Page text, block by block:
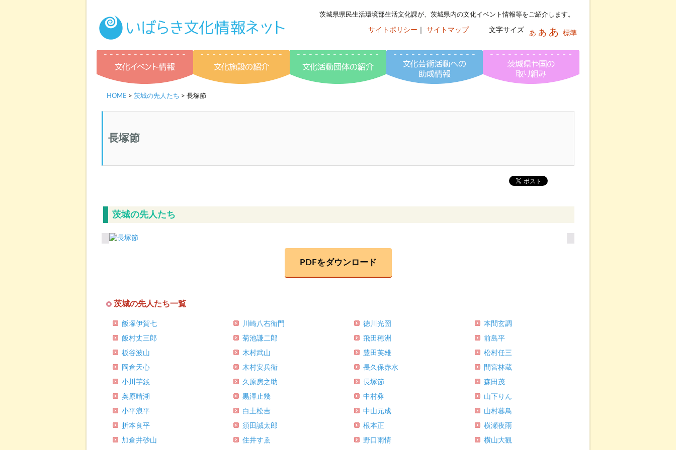
いばらき文化情報ネット
茨城県県民生活環境部生活文化課が、茨城県内の文化イベント情報等をご紹介します。
サイトポリシー サイトマップ 文字サイズ あ あ あ 標準
文化イベント情報 文化施設の紹介 文化活動団体の紹介 文化芸術活動への助成情報
HOME > 茨城の先人たち > 長塚節
長塚節
茨城の先人たち
PDFをダウンロード
茨城の先人たち一覧
飯塚伊賀七
飯村丈三郎
板谷波山
岡倉天心
小川芋銭
奥原晴湖
小平浪平
折本良平
加倉井砂山
川崎八右衛門
菊池謙二郎
木村武山
木村安兵衛
久原房之助
黒澤止幾
白土松吉
須田誠太郎
住井すゑ
徳川光圀
飛田穂洲
豊田芙雄
長久保赤水
長塚節
中村彜
中山元成
根本正
野口雨情
本間玄調
前島平
松村任三
間宮林蔵
森田茂
山下りん
山村暮鳥
横瀬夜雨
横山大観